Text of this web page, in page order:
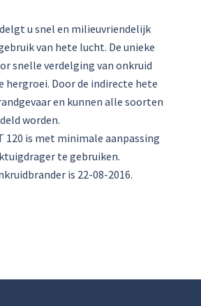
u snel en milieuvriendelijk
van hete lucht. De unieke
snelle verdelging van onkruid
hergroei. Door de indirecte hete
en kunnen alle soorten
worden.
120 is met minimale aanpassing
te gebruiken.
is 22-08-2016.